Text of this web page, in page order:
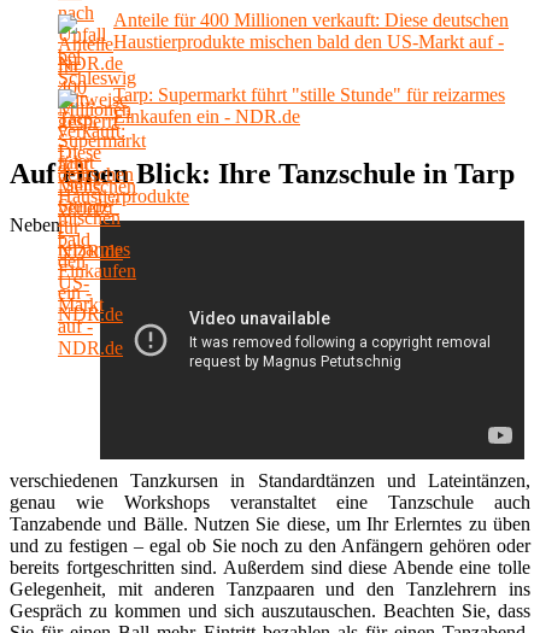
Anteile für 400 Millionen verkauft: Diese deutschen
Haustierprodukte mischen bald den US-Markt auf -
NDR.de
Tarp: Supermarkt führt "stille Stunde" für reizarmes
Einkaufen ein - NDR.de
Auf einen Blick: Ihre Tanzschule in Tarp
Neben
verschiedenen Tanzkursen in Standardtänzen und Lateintänzen,
genau wie Workshops veranstaltet eine Tanzschule auch
Tanzabende und Bälle. Nutzen Sie diese, um Ihr Erlerntes zu üben
und zu festigen – egal ob Sie noch zu den Anfängern gehören oder
bereits fortgeschritten sind. Außerdem sind diese Abende eine tolle
Gelegenheit, mit anderen Tanzpaaren und den Tanzlehrern ins
Gespräch zu kommen und sich auszutauschen. Beachten Sie, dass